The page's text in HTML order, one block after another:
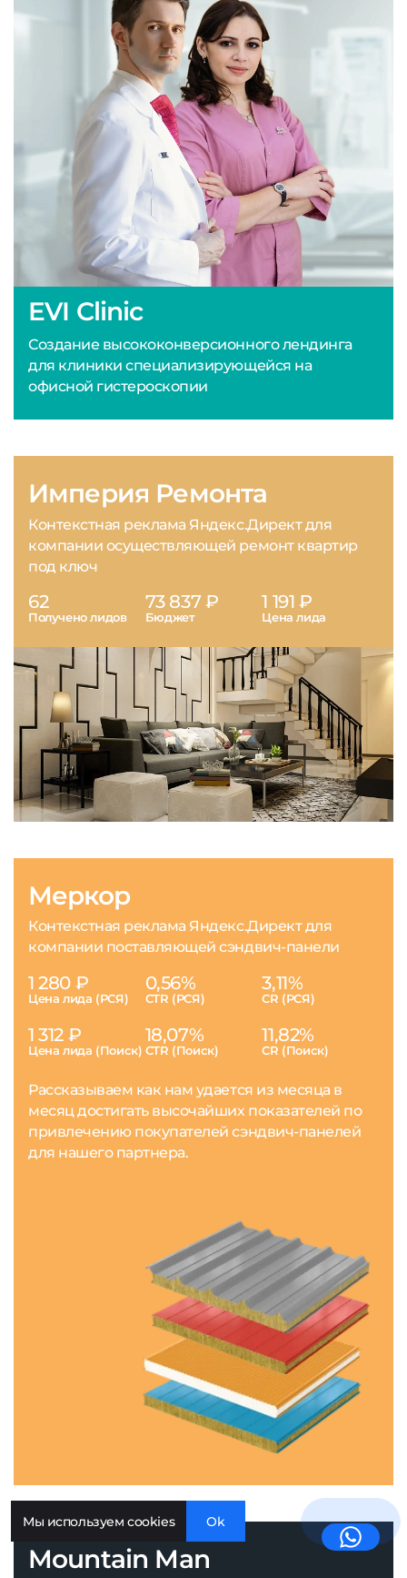
EVI Clinic
Создание высококонверсионного лендинга
для клиники специализирующейся на
офисной гистероскопии
Меркор
Контекстная реклама Яндекс.Директ для
компании поставляющей сэндвич-панели
1 280 ₽
Цена лида (РСЯ)
0,56%
CTR (РСЯ)
3,11%
CR (РСЯ)
1 312 ₽
Цена лида (Поиск)
18,07%
CTR (Поиск)
11,82%
CR (Поиск)
Рассказываем как нам удается из месяца в
месяц достигать высочайших показателей по
привлечению покупателей сэндвич-панелей
для нашего партнера.
Империя Ремонта
Контекстная реклама Яндекс.Директ для
компании осуществляющей ремонт квартир
под ключ
62
Получено лидов
73 837 ₽
Бюджет
1 191 ₽
Цена лида
Mountain Man
Мы используем cookies Ok